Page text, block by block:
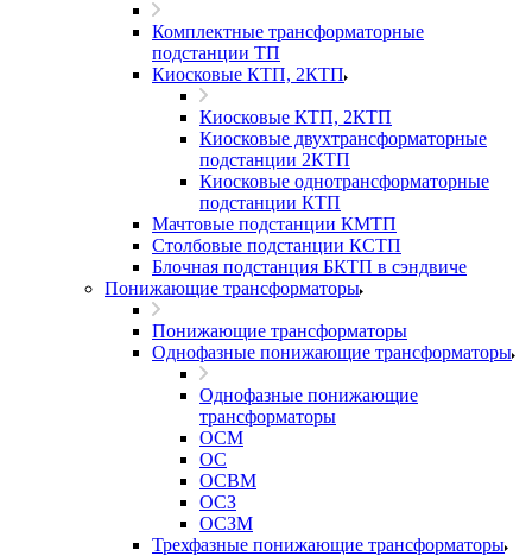
Комплектные трансформаторные
подстанции ТП
Киосковые КТП, 2КТП
Киосковые КТП, 2КТП
Киосковые двухтрансформаторные
подстанции 2КТП
Киосковые однотрансформаторные
подстанции КТП
Мачтовые подстанции КМТП
Столбовые подстанции КСТП
Блочная подстанция БКТП в сэндвиче
Понижающие трансформаторы
Понижающие трансформаторы
Однофазные понижающие трансформаторы
Однофазные понижающие
трансформаторы
ОСМ
ОС
ОСВМ
ОСЗ
ОСЗМ
Трехфазные понижающие трансформаторы